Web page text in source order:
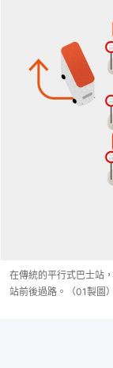
在傳統的平行式巴士站
站前後過路。（01製圖）